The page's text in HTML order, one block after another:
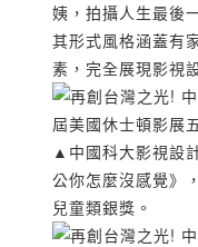
姨，拍攝人生最後
其形式風格涵蓋有
素，完全展現影視
▲中國科大影視設
公你怎麼沒感覺》
兒童類銀獎。